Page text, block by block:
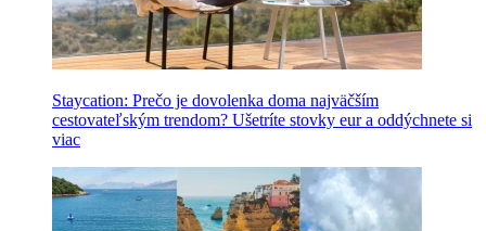
Staycation: Prečo je dovolenka doma najväčším
cestovateľským trendom? Ušetríte stovky eur a oddýchnete si
viac